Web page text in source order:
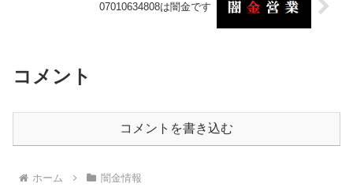
07010634808は闇金です
コメント
コメントを書き込む
ホーム 闇金情報